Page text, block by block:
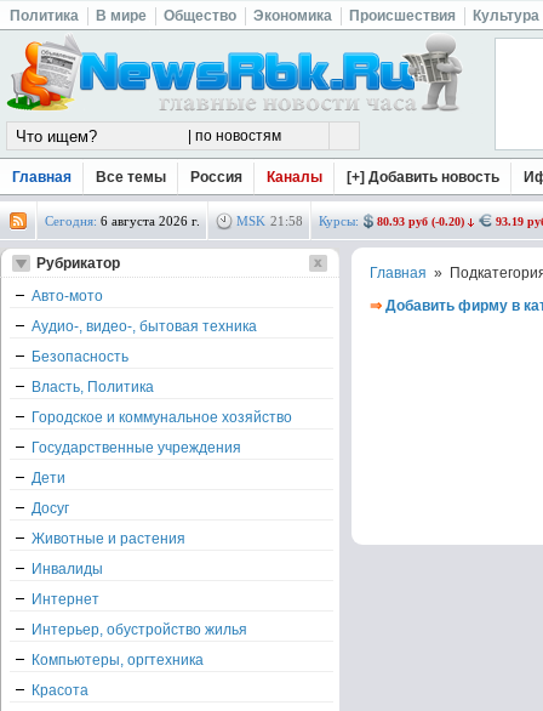
Политика В мире Общество Экономика Происшествия Культура
Главная Все темы Россия Каналы [+] Добавить новость
Сегодня: 6 августа 2026 г. MSK 21 :58 Курсы: 80.93 руб (-0.20) 93.19
Главная »
⇒ Добавить фирму в
Рубрикатор
Авто-мото
Аудио-, видео-, бытовая техника
Безопасность
Власть, Политика
Городское и коммунальное хозяйство
Государственные учреждения
Дети
Досуг
Животные и растения
Инвалиды
Интернет
Интерьер, обустройство жилья
Компьютеры, оргтехника
Красота